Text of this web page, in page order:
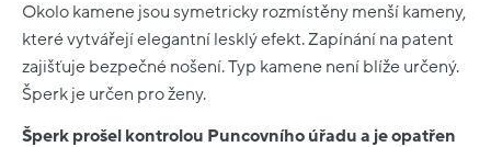
Okolo kamene jsou symetricky rozmístěny menší kameny,
které vytvářejí elegantní lesklý efekt. Zapínání na patent
zajišťuje bezpečné nošení. Typ kamene není blíže určený.
Šperk je určen pro ženy.
Šperk prošel kontrolou Puncovního úřadu a je opatřen